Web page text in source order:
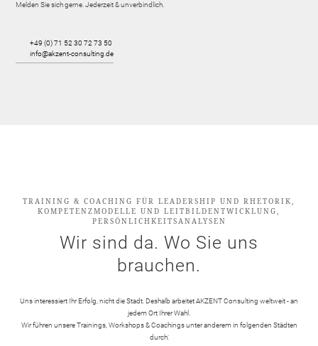
Melden Sie sich gerne. Jederzeit & unverbindlich.
+49 (0) 71 52 30 72 73 50
info@akzent-consulting.de
TRAINING & COACHING FÜR LEADERSHIP UND RHETORIK,
KOMPETENZMODELLE UND LEITBILDENTWICKLUNG,
PERSÖNLICHKEITSANALYSEN
Wir sind da. Wo Sie uns
brauchen.
Uns interessiert Ihr Erfolg, nicht die Stadt. Deshalb arbeitet AKZENT Consulting weltweit - an
jedem Ort Ihrer Wahl.
Wir führen unsere Trainings, Workshops & Coachings unter anderem in folgenden Städten
durch: